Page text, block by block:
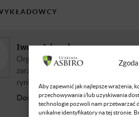
Aby zapewnić jak najlepsze wrażenia,
przechowywania i/lub uzyskiwania
technologie pozwoli nam przetwarzać
unikalne identyfikatory na tej stronie.
Iwona Jabrzyk
Organizuje misje gospodarcze i
zarządzania różnymi projektami w
rynki zagraniczne i budowania
Dowiedz się więcej